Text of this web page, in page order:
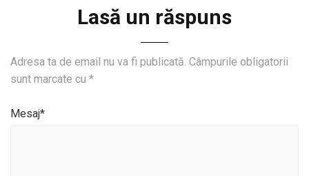
Lasă un răspuns
Adresa ta de email nu va fi publicată. Câmpurile obligatorii
sunt marcate cu *
Mesaj*